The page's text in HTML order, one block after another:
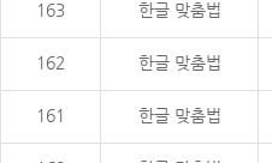
163 한글 맞춤법
162 한글 맞춤법
161 한글 맞춤법